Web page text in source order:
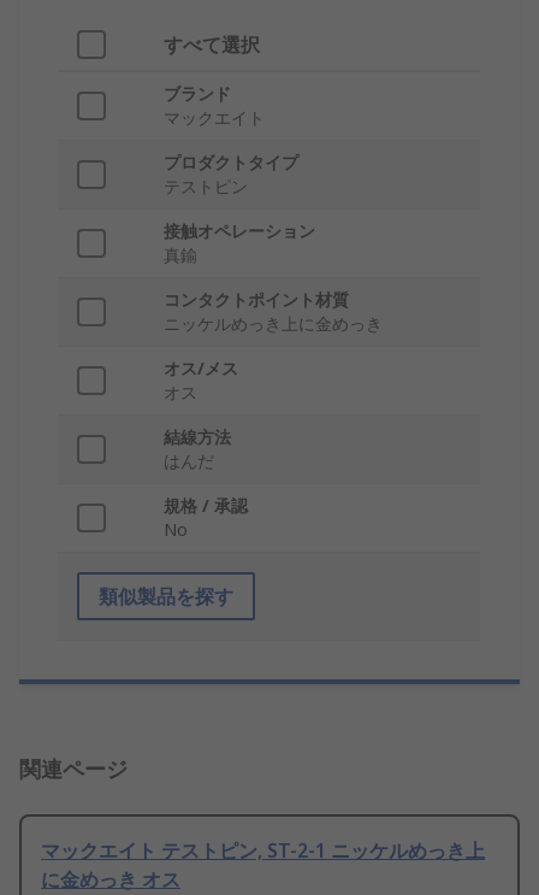
すべて選択
ブランド
マックエイト
プロダクトタイプ
テストピン
接触オペレーション
真鍮
コンタクトポイント材質
ニッケルめっき上に金めっき
オス/メス
オス
結線方法
はんだ
規格 / 承認
No
類似製品を探す
関連ページ
マックエイト テストピン, ST-2-1 ニッケルめっき上
に金めっき オス